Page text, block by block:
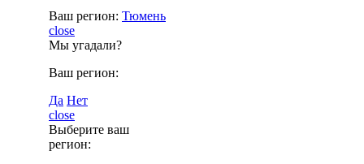
Ваш регион: Тюмень
close
Мы угадали?
Ваш регион:
Да Нет
close
Выберите ваш
регион: